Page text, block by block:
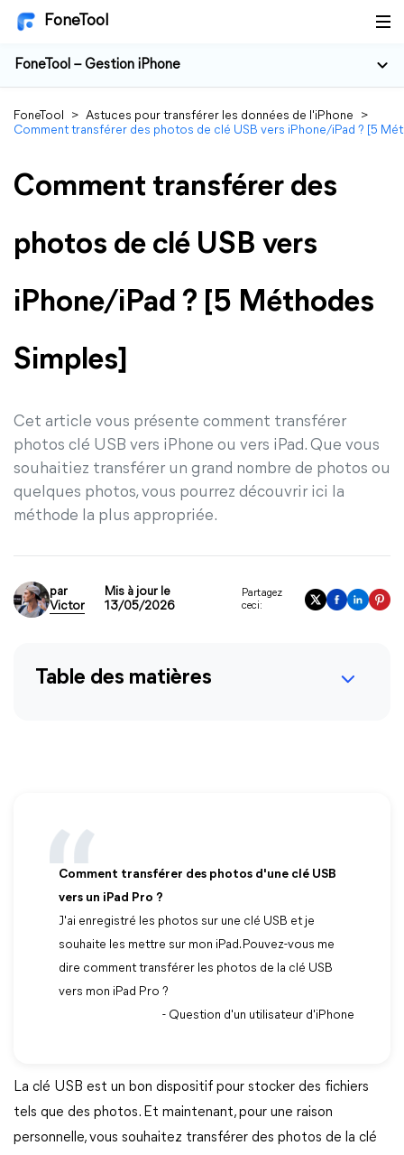
FoneTool
FoneTool – Gestion iPhone
FoneTool > Astuces pour transférer les données de l'iPhone
>
Comment transférer des photos de clé USB vers iPhone/iPad ? [5
Comment transférer des
photos de clé USB vers
iPhone/iPad ? [5 Méthodes
Simples]
Cet article vous présente comment transférer
photos clé USB vers iPhone ou vers iPad. Que vous
souhaitiez transférer un grand nombre de photos ou
quelques photos, vous pourrez découvrir ici la
méthode la plus appropriée.
par
Victor
Mis à jour le
13/05/2026
Partagez
ceci:
Table des matières
Comment transférer des photos d'une clé USB
vers un iPad Pro ?
J'ai enregistré les photos sur une clé USB et je
souhaite les mettre sur mon iPad. Pouvez-vous me
dire comment transférer les photos de la clé USB
vers mon iPad Pro ?
- Question d'un utilisateur d'iPhone
La clé USB est un bon dispositif pour stocker des fichiers
tels que des photos. Et maintenant, pour une raison
personnelle, vous souhaitez transférer des photos de la clé